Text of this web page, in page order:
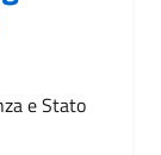
e Stato